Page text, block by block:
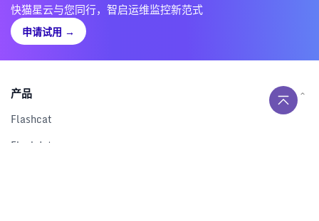
快猫星云与您同行，智启运维监控新范式
申请试用 →
产品
Flashcat
Flashduty